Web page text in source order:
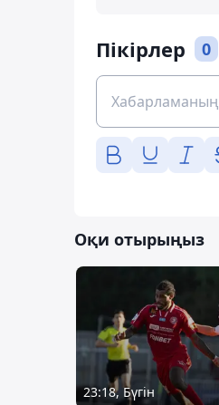
Пікірлер 0
Оқи отырыңыз
23:18, Бүгін